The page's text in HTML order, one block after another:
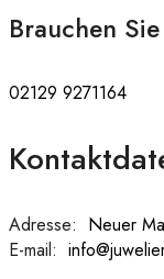
Brauchen
02129 9271164
Adresse: Neuer
E-mail: